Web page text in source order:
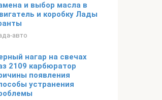
и выбор масла в
и коробку Лады
авто
нагар на свечах
2109 карбюратор
появления
устранения